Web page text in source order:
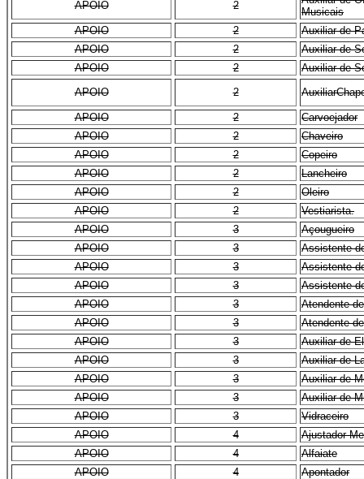
APOIO
2
Musicais
APOIO
2
Auxiliar de
APOIO
2
Auxiliar de
APOIO
2
Auxiliar de
APOIO
2
APOIO 2
Carvoejador
APOIO
2
Chaveiro
APOIO
2
Copeiro
APOIO
2
Lancheiro
APOIO
2
Oleiro
APOIO
2
Vestiarista.
APOIO
3
Açougueiro
APOIO
3
Assistente
APOIO
3
Assistente
APOIO
3
Assistente
APOIO
3
Atendente
APOIO
3
Atendente
APOIO
3
Auxiliar de
APOIO
3
Auxiliar de
APOIO
3
Auxiliar de
APOIO
3
Auxiliar de
APOIO
3
Vidraceiro
APOIO
4
Ajustador
APOIO
4
Alfaiate
APOIO
4
Apontador